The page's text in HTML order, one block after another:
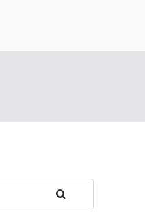
Rechercher